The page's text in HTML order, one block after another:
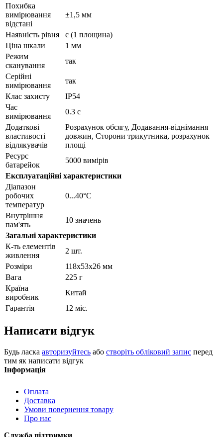
Похибка
вимірювання
відстані
±1,5 мм
Наявність рівня
є (1 площина)
Ціна шкали
1 мм
Режим
сканування
так
Серійні
вимірювання
так
Клас захисту
IP54
Час
вимірювання
0.3 с
Додаткові
властивості
відлякувачів
Розрахунок обсягу, Додавання-віднімання
довжин, Сторони трикутника, розрахунок
площі
Ресурс
батарейок
5000 вимірів
Експлуатаційні характеристики
Діапазон
робочих
температур
0...40°C
Внутрішня
пам'ять
10 значень
Загальні характеристики
К-ть елементів
живлення
2 шт.
Розміри
118x53x26 мм
Вага
225 г
Країна
виробник
Китай
Гарантія
12 міс.
Написати відгук
Будь ласка авторизуйтесь або створіть обліковий запис перед
тим як написати відгук
Інформація
Оплата
Доставка
Умови повернення товару
Про нас
Служба підтримки